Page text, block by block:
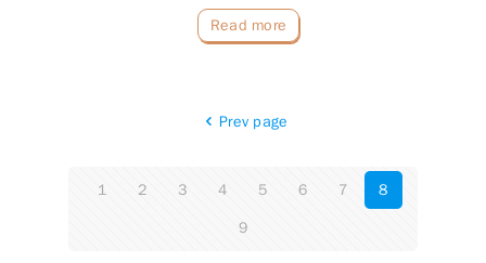
隔熱窗簾的相關問題，就由台中窗簾訂做專家為你
一次說明！什麼是隔熱窗簾？裝隔熱窗簾有什麼好
Read more
Prev page
1 2 3 4 5 6 7 8
9